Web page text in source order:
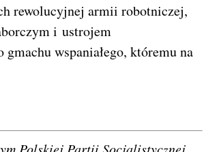
rewolucyjnej armii robotniczej,
i ustrojem
wspaniałego, któremu na
Polskiej Partii Socjalistycznej,